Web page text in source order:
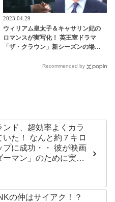
2023.04.29
ウィリアム皇太子＆キャサリン妃の
ロマンスが実写化！ 英王室ドラマ
「ザ・クラウン」新シーズンの場面
俳優が本人に“超ソックリ”だと話題
Recommended by
ンド、超効率よくカラ
いた！ なんと約７キロ
プに成功・・ 彼が映画
ーマン」のために実践
の仲はサイアク！？